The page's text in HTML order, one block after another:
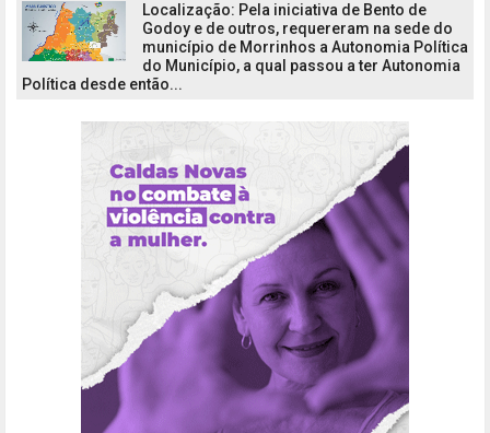
Localização: Pela iniciativa de Bento de
Godoy e de outros, requereram na sede do
município de Morrinhos a Autonomia Política
do Município, a qual passou a ter Autonomia
Política desde então...